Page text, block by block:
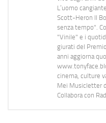
L’uomo
Scott-Heron Il
senza tempo".
"Vinile" e i
giurati del
anni aggiorna
cinema, culture
Mei Musicletter
Collabora con